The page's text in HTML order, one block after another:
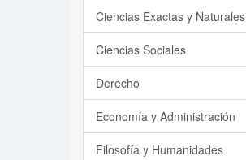
Ciencias Exactas y Naturales
Ciencias Sociales
Derecho
Economía y Administración
Filosofía y Humanidades